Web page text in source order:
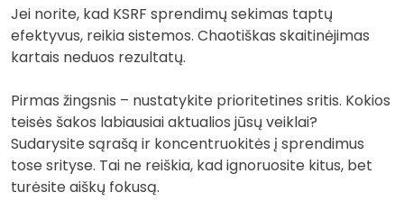
Jei norite, kad KSRF sprendimų sekimas taptų
efektyvus, reikia sistemos. Chaotiškas skaitinėjimas
kartais neduos rezultatų.
Pirmas žingsnis – nustatykite prioritetines sritis. Kokios
teisės šakos labiausiai aktualios jūsų veiklai?
Sudarysite sąrašą ir koncentruokitės į sprendimus
tose srityse. Tai ne reiškia, kad ignoruosite kitus, bet
turėsite aiškų fokusą.